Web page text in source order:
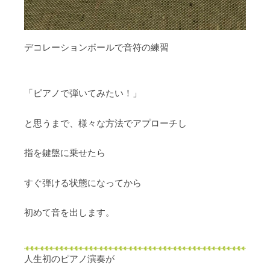
デコレーションボールで音符の練習
「ピアノで弾いてみたい！」
と思うまで、様々な方法でアプローチし
指を鍵盤に乗せたら
すぐ弾ける状態になってから
初めて音を出します。
人生初のピアノ演奏が